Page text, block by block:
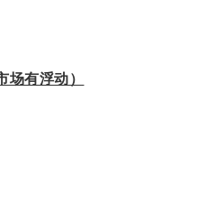
场有浮动）